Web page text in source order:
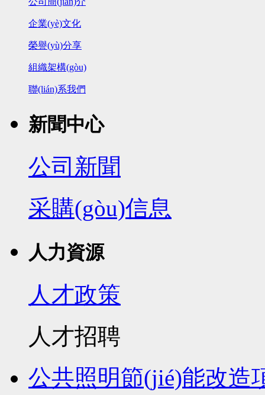
企業(yè)文化
榮譽(yù)分享
組織架構(gòu)
聯(lián)系我們
新聞中心
公司新聞
采購(gòu)信息
人力資源
人才政策
人才招聘
公共照明節(jié)能改造